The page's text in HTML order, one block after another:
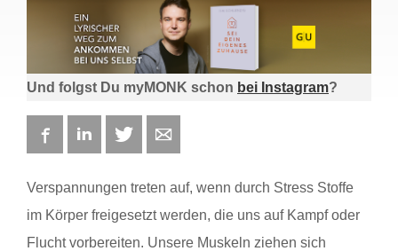
Und folgst Du myMONK schon bei Instagram?
FacebookLinkedIn Twitter
Verspannungen treten auf, wenn durch Stress Stoffe
im Körper freigesetzt werden, die uns auf Kampf oder
Flucht vorbereiten. Unsere Muskeln ziehen sich